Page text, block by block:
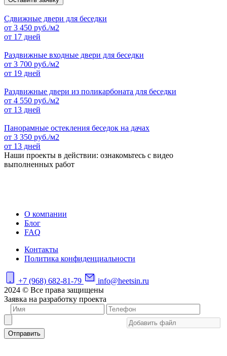
Сдвижные двери для беседки
от 3 450 руб./м2
от 17 дней
Раздвижные входные двери для беседки
от 3 700 руб./м2
от 19 дней
Раздвижные двери из поликарбоната для беседки
от 4 550 руб./м2
от 13 дней
Панорамные остекления беседок на дачах
от 3 350 руб./м2
от 13 дней
Наши проекты в действии: ознакомьтесь с видео
выполненных работ
О компании
Блог
FAQ
Контакты
Политика конфиденциальности
+7 (968) 682-81-79
info@heetsin.ru
2024 © Все права защищены
Заявка на разработку проекта
Отправить